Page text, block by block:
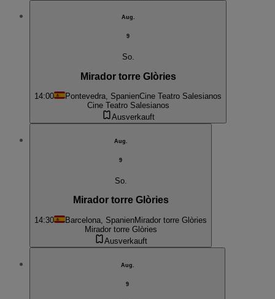
Aug.
9
So.
Mirador torre Glòries
14:00 Pontevedra, SpanienCine Teatro Salesianos
Cine Teatro Salesianos
Ausverkauft
Aug.
9
So.
Mirador torre Glòries
14:30 Barcelona, SpanienMirador torre Glòries
Mirador torre Glòries
Ausverkauft
Aug.
9